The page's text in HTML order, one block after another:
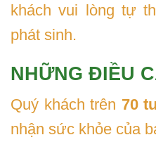
khách vui lòng tự
phát sinh.
NHỮNG ĐIỀU
Quý khách trên 70
nhận sức khỏe của